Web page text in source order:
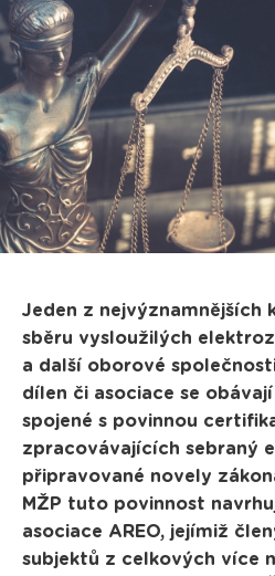
Jeden z nejvýznamnějších
sběru vysloužilých
a další oborové
dílen či asociace se
spojené s povinnou
zpracovávajících sebraný
připravované novely
MŽP tuto povinnost
asociace AREO, jejímiž
subjektů z celkových více